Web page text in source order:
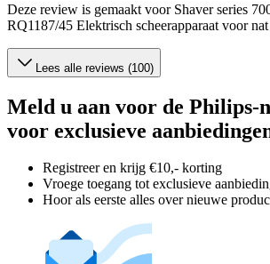
Deze review is gemaakt voor Shaver series
RQ1187/45 Elektrisch scheerapparaat voor
Lees alle reviews (100)
Meld u aan voor de Philips-
voor exclusieve
Registreer en krijg €10,- korting
Vroege toegang tot exclusieve
Hoor als eerste alles over nieuwe